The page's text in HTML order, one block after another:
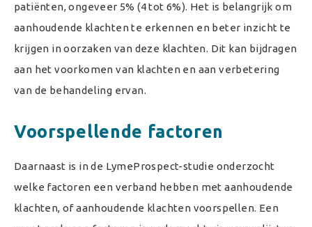
patiënten, ongeveer 5% (4 tot 6%). Het is belangrijk om
aanhoudende klachten te erkennen en beter inzicht te
krijgen in oorzaken van deze klachten. Dit kan bijdragen
aan het voorkomen van klachten en aan verbetering
van de behandeling ervan.
Voorspellende factoren
Daarnaast is in de LymeProspect-studie onderzocht
welke factoren een verband hebben met aanhoudende
klachten, of aanhoudende klachten voorspellen. Een